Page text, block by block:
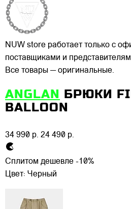
NUW store работает только с
поставщиками и
Все товары — оригинальные.
ANGLAN БРЮКИ
BALLOON
34 990 р. 24 490 р.
Сплитом дешевле -10%
Цвет: Черный